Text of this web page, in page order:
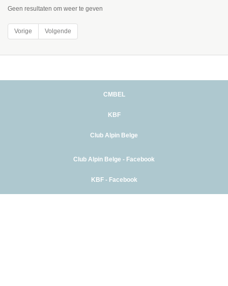
Geen resultaten om weer te geven
Vorige Volgende
CMBEL
KBF
Club Alpin Belge
Club Alpin Belge - Facebook
KBF - Facebook